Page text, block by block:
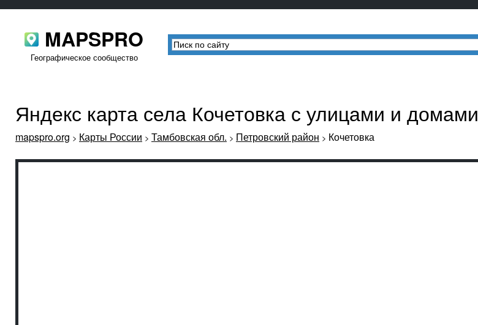
MAPSPRO
Географическое сообщество
Яндекс карта села Кочетовка с улицами и домами
mapspro.org > Карты России > Тамбовская обл. > Петровский район > Кочетовка